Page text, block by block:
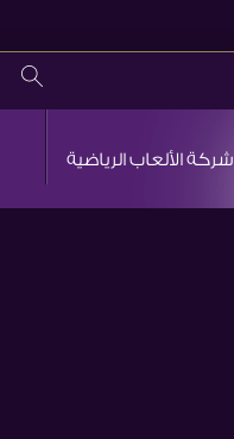
شركة الألعاب الرياضية